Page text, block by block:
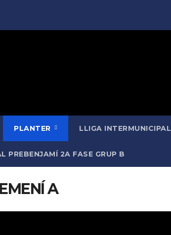
PLANTER LLIGA INTERMUNICIPAL
PREBENJAMÍ 2A FASE GRUP B
A